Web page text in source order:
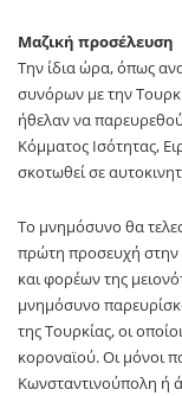
Μαζική προσέλευση
Την ίδια ώρα, όπως
συνόρων με την
ήθελαν να
Κόμματος Ισότητας,
σκοτωθεί σε
Το μνημόσυνο θα
πρώτη προσευχή στην
και φορέων της
μνημόσυνο
της Τουρκίας, οι
κοροναϊού. Οι μόνοι
Κωνσταντινούπολη ή